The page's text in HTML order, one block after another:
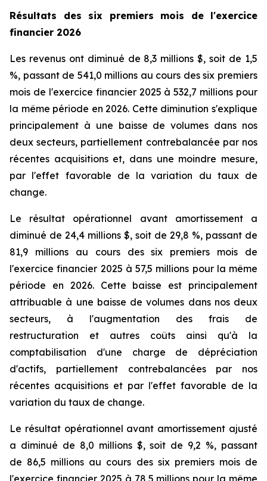
Résultats des six premiers mois de l'exercice
financier 2026
Les revenus ont diminué de 8,3 millions $, soit de 1,5
%, passant de 541,0 millions au cours des six premiers
mois de l'exercice financier 2025 à 532,7 millions pour
la même période en 2026. Cette diminution s'explique
principalement à une baisse de volumes dans nos
deux secteurs, partiellement contrebalancée par nos
récentes acquisitions et, dans une moindre mesure,
par l'effet favorable de la variation du taux de
change.
Le résultat opérationnel avant amortissement a
diminué de 24,4 millions $, soit de 29,8 %, passant de
81,9 millions au cours des six premiers mois de
l'exercice financier 2025 à 57,5 millions pour la même
période en 2026. Cette baisse est principalement
attribuable à une baisse de volumes dans nos deux
secteurs, à l'augmentation des frais de
restructuration et autres coûts ainsi qu'à la
comptabilisation d'une charge de dépréciation
d'actifs, partiellement contrebalancées par nos
récentes acquisitions et par l'effet favorable de la
variation du taux de change.
Le résultat opérationnel avant amortissement ajusté
a diminué de 8,0 millions $, soit de 9,2 %, passant
de 86,5 millions au cours des six premiers mois de
l'exercice financier 2025 à 78,5 millions pour la même